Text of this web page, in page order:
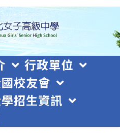
行政單位
校友會
招生資訊